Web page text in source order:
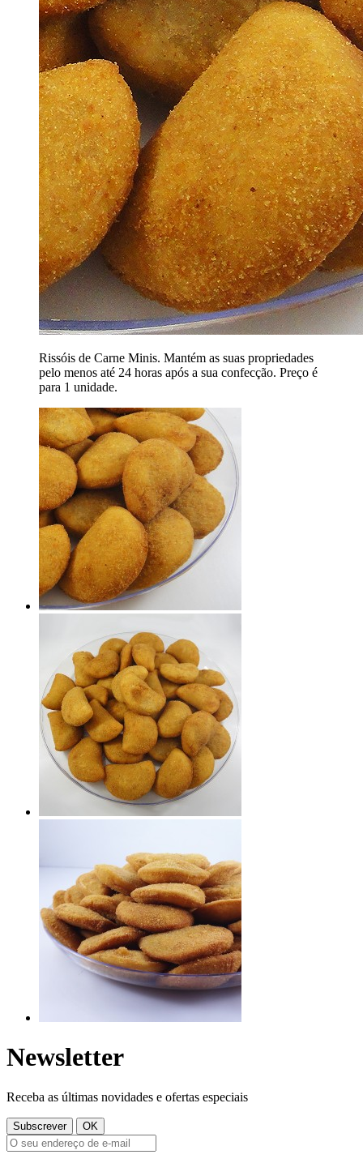
Rissóis de Carne Minis. Mantém as suas propriedades
pelo menos até 24 horas após a sua confecção. Preço é
para 1 unidade.
Newsletter
Receba as últimas novidades e ofertas especiais